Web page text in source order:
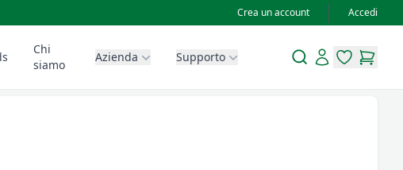
Crea un account Accedi
Chi
siamo
Azienda Supporto SearchAccount
items in
items